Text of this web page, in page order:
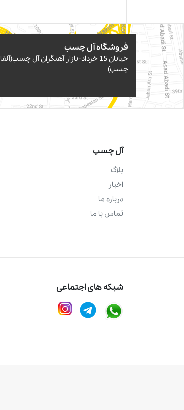
فروشگاه آل چسب
خيابان 15 خرداد-بازار آهنگران آل چسب(آلفا
چسب)
آل چسب
بلاگ
اخبار
درباره ما
تماس با ما
شبکه های اجتماعی